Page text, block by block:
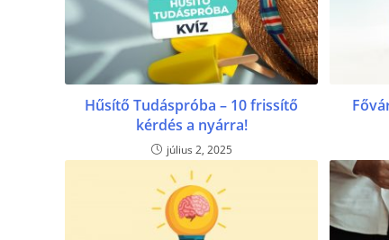
Hűsítő Tudáspróba – 10 frissítő
kérdés a nyárra!
július 2, 2025